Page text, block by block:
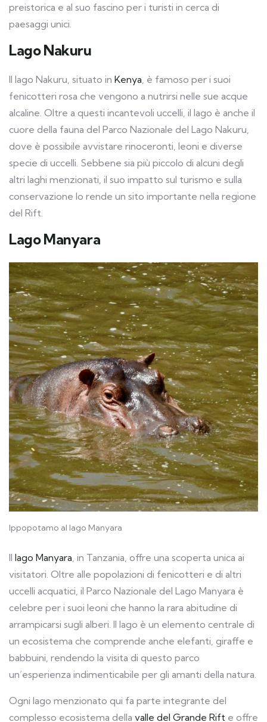
preistorica e al suo fascino per i turisti in cerca di
paesaggi unici.
Lago Nakuru
Il lago Nakuru, situato in Kenya, è famoso per i suoi
fenicotteri rosa che vengono a nutrirsi nelle sue acque
alcaline. Oltre a questi incantevoli uccelli, il lago è anche il
cuore della fauna del Parco Nazionale del Lago Nakuru,
dove è possibile avvistare rinoceronti, leoni e diverse
specie di uccelli. Sebbene sia più piccolo di alcuni degli
altri laghi menzionati, il suo impatto sul turismo e sulla
conservazione lo rende un sito importante nella regione
del Rift.
Lago Manyara
Ippopotamo al lago Manyara
Il lago Manyara, in Tanzania, offre una scoperta unica ai
visitatori. Oltre alle popolazioni di fenicotteri e di altri
uccelli acquatici, il Parco Nazionale del Lago Manyara è
celebre per i suoi leoni che hanno la rara abitudine di
arrampicarsi sugli alberi. Il lago è un elemento centrale di
un ecosistema che comprende anche elefanti, giraffe e
babbuini, rendendo la visita di questo parco
un’esperienza indimenticabile per gli amanti della natura.
Ogni lago menzionato qui fa parte integrante del
complesso ecosistema della valle del Grande Rift e offre